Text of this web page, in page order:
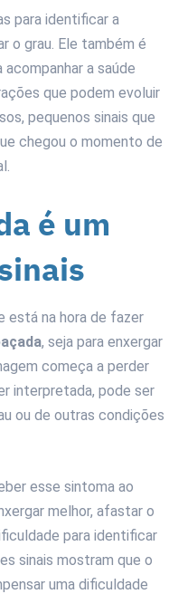
para identificar a
o grau. Ele também é
a saúde
que podem evoluir
pequenos sinais que
chegou o momento de
é um
está na hora de fazer
, seja para enxergar
começa a perder
interpretada, pode ser
ou de outras condições
esse sintoma ao
melhor, afastar o
para identificar
sinais mostram que o
uma dificuldade